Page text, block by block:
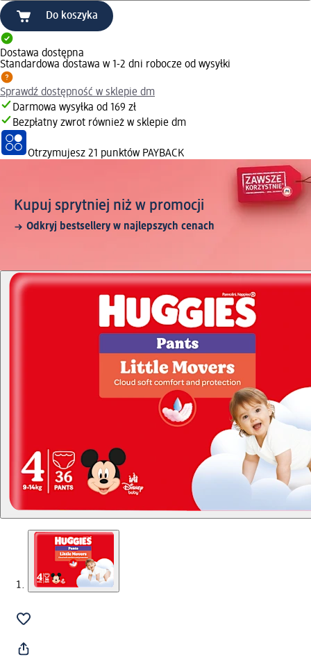
Do koszyka
Dostawa dostępna
Standardowa dostawa w 1-2 dni robocze od wysyłki
Sprawdź dostępność w sklepie dm
Darmowa wysyłka od 169 zł
Bezpłatny zwrot również w sklepie dm
Otrzymujesz 21 punktów PAYBACK
Kupuj sprytniej niż w promocji
Odkryj bestsellery w najlepszych cenach